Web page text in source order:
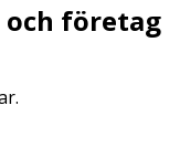
och företag